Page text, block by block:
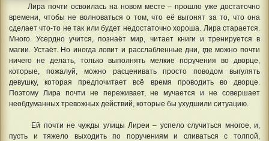
Лира почти освоилась на новом месте – прошло уже достаточно
времени, чтобы не волноваться о том, что её выгонят за то, что она
сделает что-то не так или будет недостаточно хороша. Лира старается.
Много. Усердно учится, познаёт мир, читает книги и тренируется в
магии. Устаёт. Но иногда ловит и расслабленные дни, где можно почти
ничего не делать, только выполнять мелкие поручения во дворце,
которые, пожалуй, можно расценивать просто поводом выгулять
девушку, которая предпочитает всё время проводить во дворце.
Поэтому Лира почти не переживает, не мучается и не совершает
необдуманных тревожных действий, которые бы ухудшили ситуацию.
Ей почти не чужды улицы Лиреи – успело случиться многое, и,
пусть и тяжело выходить по поручениям и сливаться с толпой,